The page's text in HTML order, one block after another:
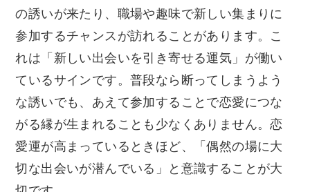
の誘いが来たり、職場や趣味で新しい集まりに
参加するチャンスが訪れることがあります。こ
れは「新しい出会いを引き寄せる運気」が働い
ているサインです。普段なら断ってしまうよう
な誘いでも、あえて参加することで恋愛につな
がる縁が生まれることも少なくありません。恋
愛運が高まっているときほど、「偶然の場に大
切な出会いが潜んでいる」と意識することが大